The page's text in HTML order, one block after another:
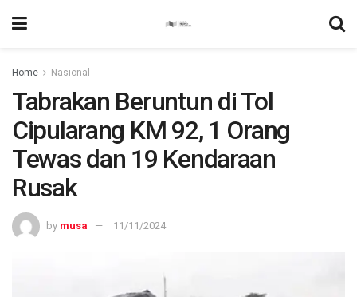
Home Nasional
Tabrakan Beruntun di Tol
Cipularang KM 92, 1 Orang
Tewas dan 19 Kendaraan
Rusak
by musa 11/11/2024